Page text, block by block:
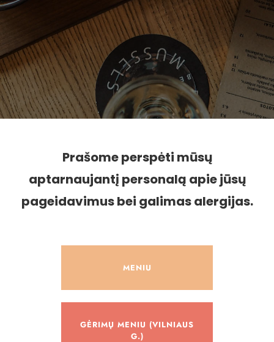
Prašome perspėti mūsų
aptarnaujantį personalą apie jūsų
pageidavimus bei galimas alergijas.
MENIU
GĖRIMŲ MENIU (VILNIAUS
G.)